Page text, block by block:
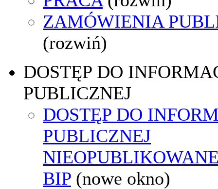
ZAMÓWIENIA
(rozwiń)
DOSTĘP DO
PUBLICZNEJ
DOSTĘP DO
PUBLICZNEJ
BIP (nowe okno)